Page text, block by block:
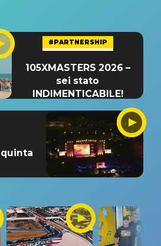
#PARTNERSHIP
105XMASTERS 2026 –
sei stato
INDIMENTICABILE!